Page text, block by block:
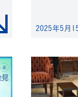
2025年5月